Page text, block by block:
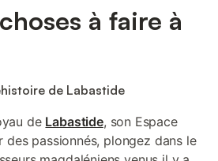
à faire à
de Labastide
de Labastide, son Espace
des passionnés, plongez dans le